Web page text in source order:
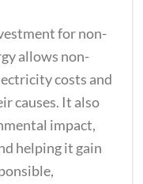
for non-
allows non-
costs and
causes. It also
impact,
helping it gain